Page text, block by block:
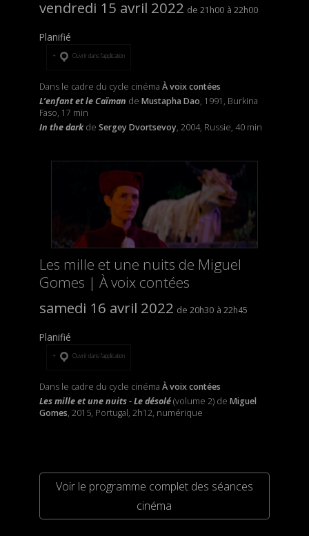
vendredi 15 avril 2022 21h00 22h00
Planifié
Ouvrir dans l’application
Dans le cadre du cycle cinéma À voix contées
L’enfant et le Caïman de Mustapha Dao, 1991, Burkina
Faso, 17 min
In the darkde Sergey Dvortsevoy, 2004, Russie, 40 min
Les mille et une nuits de Miguel
Gomes | À voix contées
samedi 16 avril 2022
20h30 22h45
Planifié
Ouvrir dans l’application
Dans le cadre du cycle cinéma À voix contées
Les mille et une nuits - Le désolé(volume 2) de Miguel
Gomes, 2015, Portugal, 2h12, numérique
Voir le programme complet des séances
cinéma